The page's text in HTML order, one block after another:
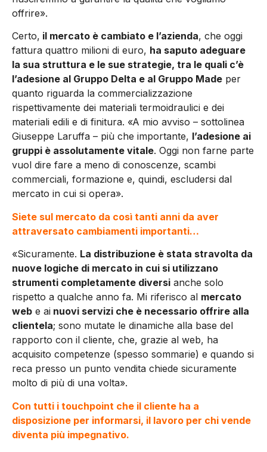
offrire».
Certo, il mercato è cambiato e l’azienda, che oggi
fattura quattro milioni di euro, ha saputo adeguare
la sua struttura e le sue strategie, tra le quali c’è
l’adesione al Gruppo Delta e al Gruppo Made per
quanto riguarda la commercializzazione
rispettivamente dei materiali termoidraulici e dei
materiali edili e di finitura. «A mio avviso – sottolinea
Giuseppe Laruffa – più che importante, l’adesione ai
gruppi è assolutamente vitale. Oggi non farne parte
vuol dire fare a meno di conoscenze, scambi
commerciali, formazione e, quindi, escludersi dal
mercato in cui si opera».
Siete sul mercato da così tanti anni da aver
attraversato cambiamenti importanti…
«Sicuramente. La distribuzione è stata stravolta da
nuove logiche di mercato in cui si utilizzano
strumenti completamente diversi anche solo
rispetto a qualche anno fa. Mi riferisco al mercato
web e ai nuovi servizi che è necessario offrire alla
clientela; sono mutate le dinamiche alla base del
rapporto con il cliente, che, grazie al web, ha
acquisito competenze (spesso sommarie) e quando si
reca presso un punto vendita chiede sicuramente
molto di più di una volta».
Con tutti i touchpoint che il cliente ha a
disposizione per informarsi, il lavoro per chi vende
diventa più impegnativo.